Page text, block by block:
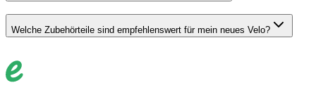
Welche Zubehörteile sind empfehlenswert für mein neues Velo?